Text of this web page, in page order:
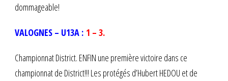
dommageable!
VALOGNES – U13A : 1 – 3.
Championnat District. ENFIN une première victoire dans ce
championnat de District!!! Les protégés d’Hubert HEDOU et de